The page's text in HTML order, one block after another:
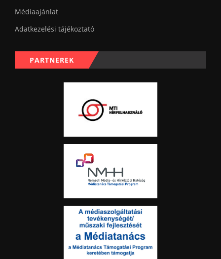
Médiaajánlat
Adatkezelési tájékoztató
PARTNEREK